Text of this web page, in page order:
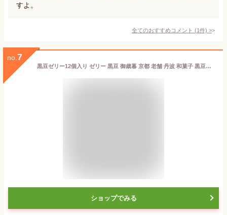
すよ。
全てのおすすめコメント (1件) >
no. 7
黒豆ゼリー12個入り ゼリー 黒豆 御歳暮 京都 老舗 丹波 和菓子 黒豆煮汁 詰合せ のどごしさっぱり お歳暮 ギフト のし おみやげ 手土産 長期保存可能 備蓄食料 敬老の日ギフト
ショップでみる